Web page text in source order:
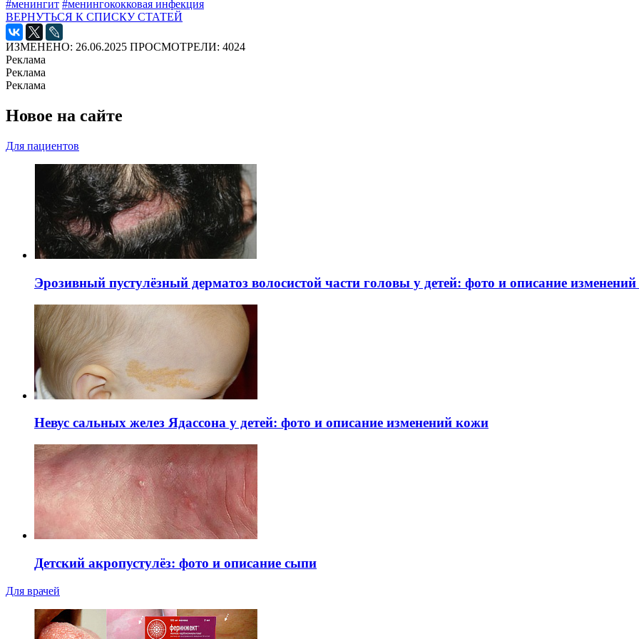
#менингит #менингококковая инфекция
ВЕРНУТЬСЯ К СПИСКУ СТАТЕЙ
ИЗМЕНЕНО: 26.06.2025 ПРОСМОТРЕЛИ: 4024
Реклама
Реклама
Реклама
Новое на сайте
Для пациентов
Эрозивный пустулёзный дерматоз волосистой части головы у детей: фото и описание
Невус сальных желез Ядассона у детей: фото и описание изменений кожи
Детский акропустулёз: фото и описание сыпи
Для врачей